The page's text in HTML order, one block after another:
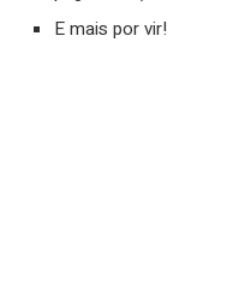
E mais por vir!